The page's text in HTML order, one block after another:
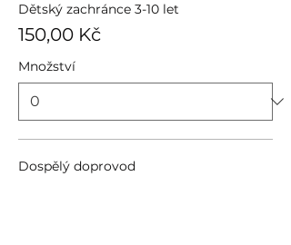
Dětský zachránce 3-10 let
150,00 Kč
Množství
Dospělý doprovod